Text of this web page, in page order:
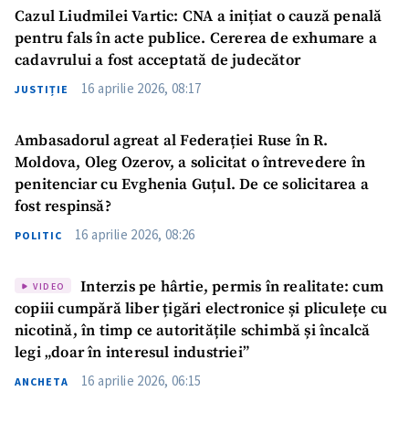
Trimite o informație
Despre ZdG
in English
Cazul Liudmilei Vartic: CNA a inițiat o cauză penală
pentru fals în acte publice. Cererea de exhumare a
cadavrului a fost acceptată de judecător
JUSTIȚIE 16 aprilie 2026, 08:17
Ambasadorul agreat al Federației Ruse în R.
Moldova, Oleg Ozerov, a solicitat o întrevedere în
penitenciar cu Evghenia Guțul. De ce solicitarea a
fost respinsă?
POLITIC 16 aprilie 2026, 08:26
VIDEO
Interzis pe hârtie, permis în realitate: cum
copiii cumpără liber țigări electronice și pliculețe cu
nicotină, în timp ce autoritățile schimbă și încalcă
legi „doar în interesul industriei”
ANCHETA 16 aprilie 2026, 06:15